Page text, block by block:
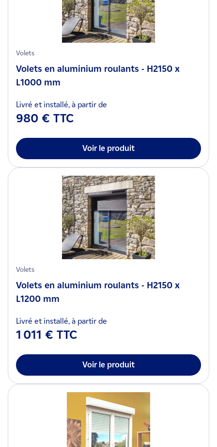
Volets
Volets en aluminium roulants - H2150 x
L1000 mm
Livré et installé, à partir de
980 € TTC
Voir le produit
Volets
Volets en aluminium roulants - H2150 x
L1200 mm
Livré et installé, à partir de
1 011 € TTC
Voir le produit